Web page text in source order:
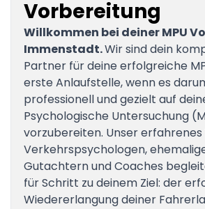
Vorbereitung
Willkommen bei deiner MPU
Immenstadt.Wir sind dein
Partner für deine erfolgreiche
erste Anlaufstelle, wenn es
professionell und gezielt auf
Psychologische Untersuchung
vorzubereiten. Unser erfahrenes
Verkehrspsychologen,
Gutachtern und Coaches
für Schritt zu deinem Ziel: der
Wiedererlangung deiner